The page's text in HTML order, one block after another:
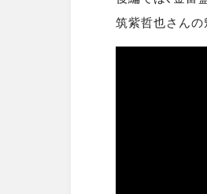
筑紫哲也さんの